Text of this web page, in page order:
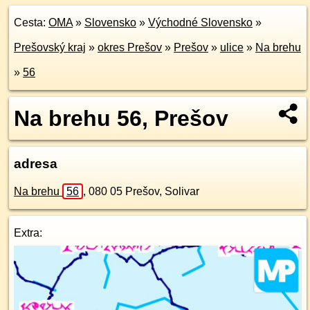
Cesta: OMA» Slovensko » Východné Slovensko »
Prešovský kraj » okres Prešov » Prešov » ulice » Na brehu
» 56
Na brehu 56, Prešov
adresa
Na brehu 56 , 080 05 Prešov, Solivar
Extra: